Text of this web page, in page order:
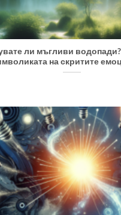
ли мъгливи
на скритите